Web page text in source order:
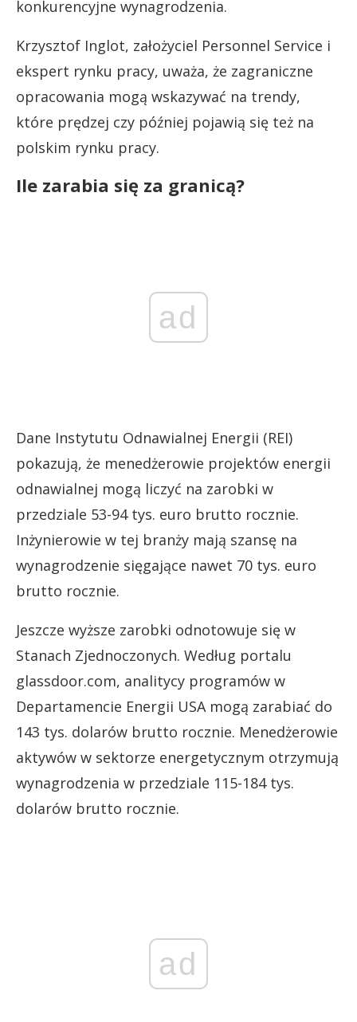
konkurencyjne wynagrodzenia.
Krzysztof Inglot, założyciel Personnel Service i
ekspert rynku pracy, uważa, że zagraniczne
opracowania mogą wskazywać na trendy,
które prędzej czy później pojawią się też na
polskim rynku pracy.
Ile zarabia się za granicą?
ad
Dane Instytutu Odnawialnej Energii (REI)
pokazują, że menedżerowie projektów energii
odnawialnej mogą liczyć na zarobki w
przedziale 53-94 tys. euro brutto rocznie.
Inżynierowie w tej branży mają szansę na
wynagrodzenie sięgające nawet 70 tys. euro
brutto rocznie.
Jeszcze wyższe zarobki odnotowuje się w
Stanach Zjednoczonych. Według portalu
glassdoor.com, analitycy programów w
Departamencie Energii USA mogą zarabiać do
143 tys. dolarów brutto rocznie. Menedżerowie
aktywów w sektorze energetycznym otrzymują
wynagrodzenia w przedziale 115-184 tys.
dolarów brutto rocznie.
ad